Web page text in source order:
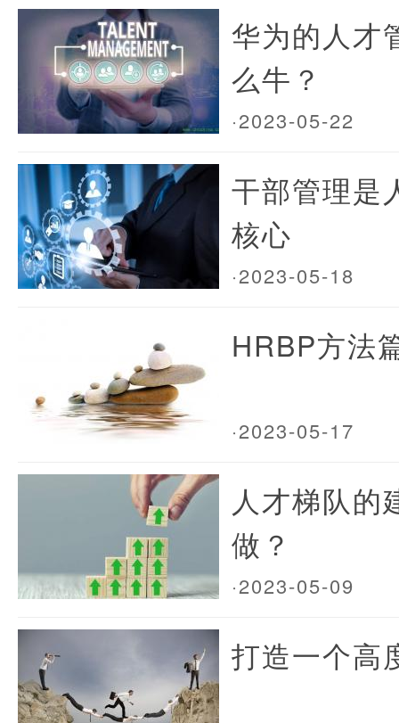
华为的人才
么牛？
·2023-05-22
干部管理是
核心
·2023-05-18
HRBP方法
·2023-05-17
人才梯队的
做？
·2023-05-09
打造一个高